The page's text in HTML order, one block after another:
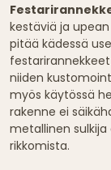
kestäviä ja
pitää kädessä
niiden
myös käytössä
rakenne ei
metallinen
rikkomista.